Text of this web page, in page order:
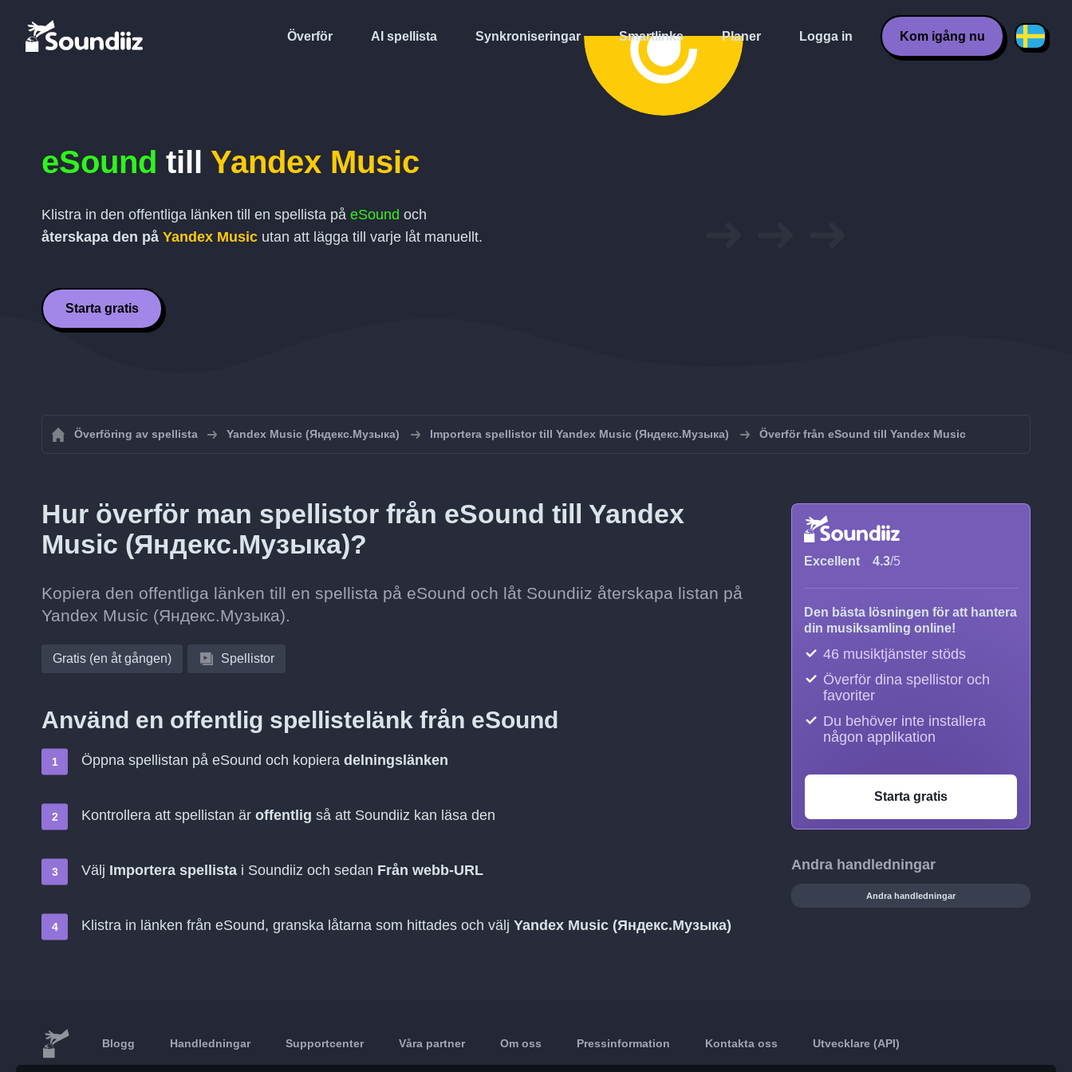
Överför AI spellista Synkroniseringar Smartlinks Planer Logga in Kom igång nu
eSound till Yandex Music
Klistra in den offentliga länken till en spellista på eSound och
återskapa den på Yandex Music utan att lägga till varje låt manuellt.
Starta gratis
Överföring av spellista Yandex Music (Яндекс.Музыка) Importera spellistor till Yandex Music (Яндекс.Музыка) Överför från eSound till Yandex Music
Hur överför man spellistor från eSound till Yandex
Music (Яндекс.Музыка)?
Kopiera den offentliga länken till en spellista på eSound och låt Soundiiz återskapa listan på
Yandex Music (Яндекс.Музыка).
Gratis (en åt gången) Spellistor
Använd en offentlig spellistelänk från eSound
Öppna spellistan på eSound och kopiera delningslänken
Kontrollera att spellistan är offentlig så att Soundiiz kan läsa den
Välj Importera spellista i Soundiiz och sedan Från webb-URL
Klistra in länken från eSound, granska låtarna som hittades och välj Yandex Music (Яндекс.Музыка)
Excellent 4.3/5
Den bästa lösningen för att hantera
din musiksamling online!
46 musiktjänster stöds
Överför dina spellistor och
favoriter
Du behöver inte installera
någon applikation
Starta gratis
Andra handledningar
Andra handledningar
Blogg Handledningar Supportcenter Våra partner Om oss Pressinformation Kontakta oss Utvecklare (API)